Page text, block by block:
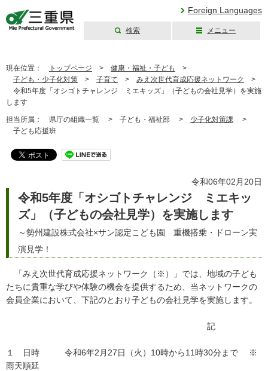
Foreign Languages
検索 メニュー
現在位置： トップページ > 健康・福祉・子ども
>
子ども・少子化対策 > 子育て > みえ次世代育成応援ネットワーク
>
令和5年度「オシゴトチャレンジ ミエキッズ」（子どもの会社見学）を実施
します
担当所属： 県庁の組織一覧 > 子ども・福祉部 > 少子化対策課 >
子ども応援班
令和06年02月20日
令和5年度「オシゴトチャレンジ ミエキッ
ズ」（子どもの会社見学）を実施します
～勢州建設株式会社×サン認定こども園 重機搭乗・ドローン実
演見学！
「みえ次世代育成応援ネットワーク（※）」では、地域の子ども
たちに貴重な学びや体験の機会を提供するため、当ネットワークの
会員企業において、下記のとおり子どもの会社見学を実施します。
記
１ 日時 令和6年2月27日（火）10時から11時30分まで ※
雨天順延